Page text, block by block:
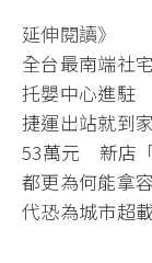
延伸閱讀》
全台最南端社
托嬰中心進駐
捷運出站就到
53萬元 新店
都更為何能拿
代恐為城市超